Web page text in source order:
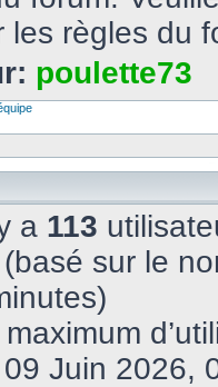
les règles du
poulette73
a 113
sur le
09 Juin 2026,